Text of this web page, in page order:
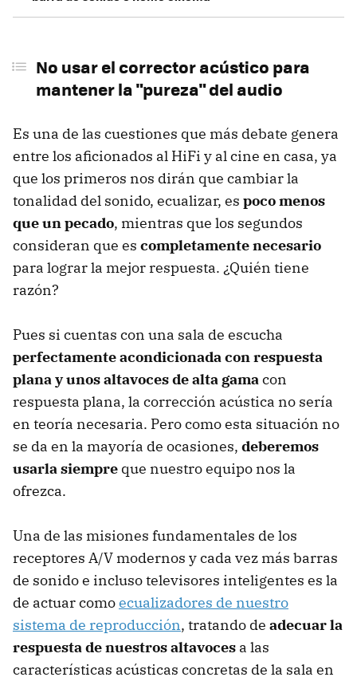
No usar el corrector acústico para
mantener la "pureza" del audio
Es una de las cuestiones que más debate genera
entre los aficionados al HiFi y al cine en casa, ya
que los primeros nos dirán que cambiar la
tonalidad del sonido, ecualizar, es poco menos
que un pecado, mientras que los segundos
consideran que es completamente necesario
para lograr la mejor respuesta. ¿Quién tiene
razón?
Pues si cuentas con una sala de escucha
perfectamente acondicionada con respuesta
plana y unos altavoces de alta gamacon
respuesta plana, la corrección acústica no sería
en teoría necesaria. Pero como esta situación no
se da en la mayoría de ocasiones, deberemos
usarla siempre que nuestro equipo nos la
ofrezca.
Una de las misiones fundamentales de los
receptores A/V modernos y cada vez más barras
de sonido e incluso televisores inteligentes es la
de actuar comoecualizadores de nuestro
sistema de reproducción, tratando de adecuar la
respuesta de nuestros altavoces a las
características acústicas concretas de la sala en